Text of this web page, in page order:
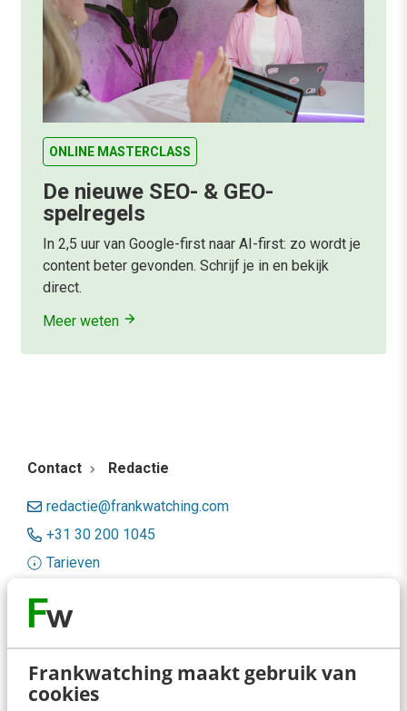
Frankwatching maakt gebruik van
cookies
ONLINE MASTERCLASS
De nieuwe SEO- & GEO-
spelregels
In 2,5 uur van Google-first naar AI-first: zo wordt je
content beter gevonden. Schrijf je in en bekijk
direct.
Meer weten
Contact Redactie
redactie@frankwatching.com
+31 30 200 1045
Tarieven
Frankwatching
Adverteren